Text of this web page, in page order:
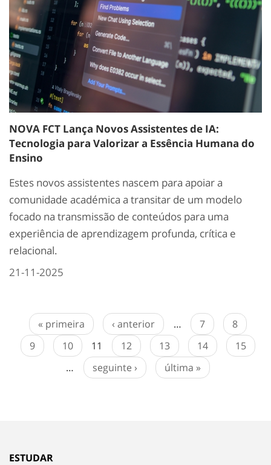
NOVA FCT Lança Novos Assistentes de IA:
Tecnologia para Valorizar a Essência Humana do
Ensino
Estes novos assistentes nascem para apoiar a
comunidade académica a transitar de um modelo
focado na transmissão de conteúdos para uma
experiência de aprendizagem profunda, crítica e
relacional.
21-11-2025
« primeira ‹ anterior … 7
8
9
10 11 12 13 14
15
…
seguinte › última »
ESTUDAR